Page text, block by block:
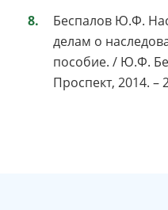
Беспалов Ю.Ф.
делам о
пособие. / Ю.Ф.
Проспект, 2014. –